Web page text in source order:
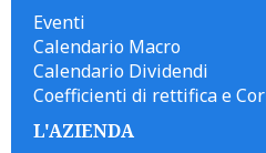
Eventi
Calendario Macro
Calendario Dividendi
Coefficienti di rettifica e
L'AZIENDA